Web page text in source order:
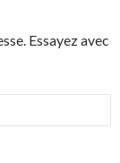
Essayez avec